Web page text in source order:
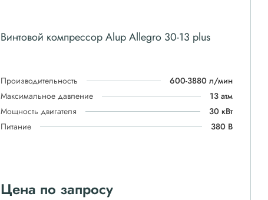
Винтовой компрессор Alup Allegro 30-13 plus
Производительность
600-3880 л/мин
Максимальное давление
13 атм
Мощность двигателя
30 кВт
Питание
380 В
Цена по запросу